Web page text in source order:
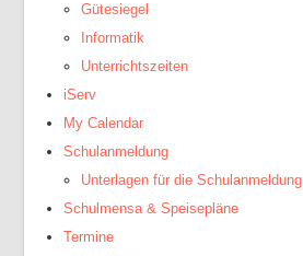
Gütesiegel
Informatik
Unterrichtszeiten
iServ
My Calendar
Schulanmeldung
Unterlagen für die Schulanmeldung
Schulmensa & Speisepläne
Termine